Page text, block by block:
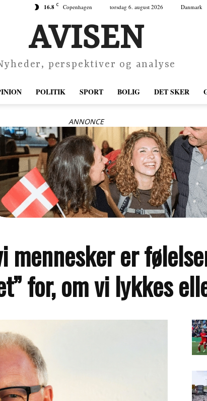
16.8 C Copenhagen torsdag 6. august 2026 Danmark
AVISEN
perspektiver og analyse
POLITIK SPORT BOLIG DET SKER
ANNONCE
mennesker er
for, om vi lykkes